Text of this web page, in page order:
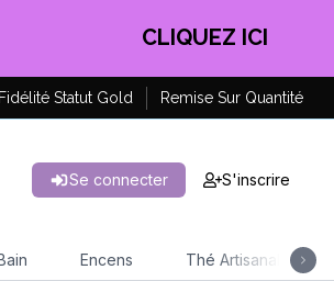
CLIQUEZ ICI
Statut Gold Remise Sur Quantité
Se connecter S'inscrire
Encens Thé Artisanal